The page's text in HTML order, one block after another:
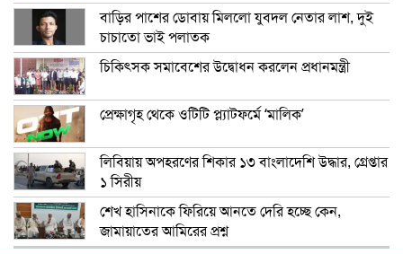
বাড়ির পাশের ডোবায় মিললো যুবদল নেতার লাশ, দুই
চাচাতো ভাই পলাতক
চিকিৎসক সমাবেশের উদ্বোধন করলেন প্রধানমন্ত্রী
প্রেক্ষাগৃহ থেকে ওটিটি প্ল্যাটফর্মে ‘মালিক’
লিবিয়ায় অপহরণের শিকার ১৩ বাংলাদেশি উদ্ধার, গ্রেপ্তার
১ সিরীয়
শেখ হাসিনাকে ফিরিয়ে আনতে দেরি হচ্ছে কেন,
জামায়াতের আমিরের প্রশ্ন